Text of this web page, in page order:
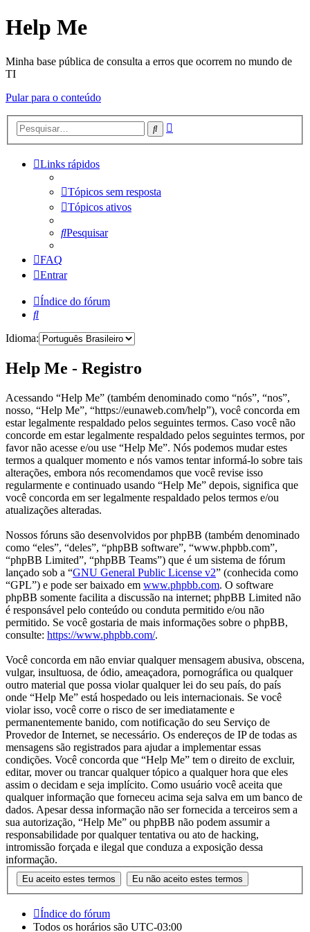
Help Me
Minha base pública de consulta a erros que ocorrem no mundo de
TI
Pular para o conteúdo
Pesquisar
Links rápidos
Tópicos sem resposta
Tópicos ativos
Pesquisar
FAQ
Entrar
Índice do fórum
Pesquisar
Idioma:
Help Me - Registro
Acessando “Help Me” (também denominado como “nós”, “nos”,
nosso, “Help Me”, “https://eunaweb.com/help”), você concorda em
estar legalmente respaldado pelos seguintes termos. Caso você não
concorde em estar legalmente respaldado pelos seguintes termos, por
favor não acesse e/ou use “Help Me”. Nós podemos mudar estes
termos a qualquer momento e nós vamos tentar informá-lo sobre tais
alterações, embora nós recomendamos que você revise isso
regularmente e continuado usando “Help Me” depois, significa que
você concorda em ser legalmente respaldado pelos termos e/ou
atualizações alteradas.
Nossos fóruns são desenvolvidos por phpBB (também denominado
como “eles”, “deles”, “phpBB software”, “www.phpbb.com”,
“phpBB Limited”, “phpBB Teams”) que é um sistema de fórum
lançado sob a “GNU General Public License v2” (conhecida como
“GPL”) e pode ser baixado em www.phpbb.com. O software
phpBB somente facilita a discussão na internet; phpBB Limited não
é responsável pelo conteúdo ou conduta permitido e/ou não
permitido. Se você gostaria de mais informações sobre o phpBB,
consulte: https://www.phpbb.com/.
Você concorda em não enviar qualquer mensagem abusiva, obscena,
vulgar, insultuosa, de ódio, ameaçadora, pornográfica ou qualquer
outro material que possa violar qualquer lei do seu país, do país
onde “Help Me” está hospedado ou leis internacionais. Se você
violar isso, você corre o risco de ser imediatamente e
permanentemente banido, com notificação do seu Serviço de
Provedor de Internet, se necessário. Os endereços de IP de todas as
mensagens são registrados para ajudar a implementar essas
condições. Você concorda que “Help Me” tem o direito de excluir,
editar, mover ou trancar qualquer tópico a qualquer hora que eles
assim o decidam e seja implícito. Como usuário você aceita que
qualquer informação que forneceu acima seja salva em um banco de
dados. Apesar dessa informação não ser fornecida a terceiros sem a
sua autorização, “Help Me” ou phpBB não podem assumir a
responsabilidade por qualquer tentativa ou ato de hacking,
intromissão forçada e ilegal que conduza a exposição dessa
informação.
Índice do fórum
Todos os horários são UTC-03:00